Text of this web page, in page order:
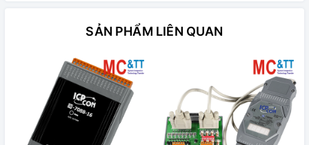
SẢN PHẨM LIÊN QUAN